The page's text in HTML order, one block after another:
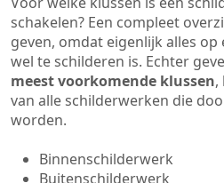
schakelen? Een compleet
geven, omdat eigenlijk alles
wel te schilderen is. Echter
meest voorkomende klussen,
van alle schilderwerken die
worden.
Binnenschilderwerk
Buitenschilderwerk